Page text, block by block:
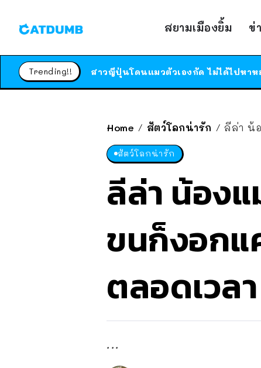
สยามเมืองยิ้ม ข่
Trending!!
Home / สัตว์โลกน่ารัก / ลีล่า น้
สัตว์โลกน่ารัก
ลีล่า น้อง
ขนก็งอกแ
ตลอดเวลา
...